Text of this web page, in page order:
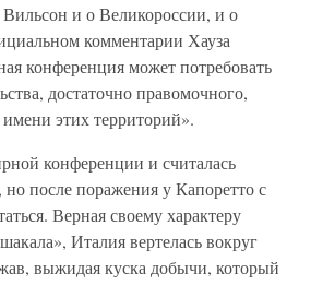
и о Великороссии, и о
комментарии Хауза
конференция может потребовать
достаточно правомочного,
этих территорий».
конференции и считалась
после поражения у Капоретто с
Верная своему характеру
Италия вертелась вокруг
выжидая куска добычи, который